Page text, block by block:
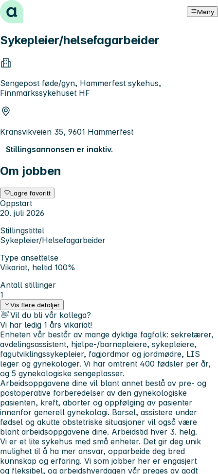
Hopp til innhold Meny
Sykepleier/helsefagarbeider
Sengepost føde/gyn, Hammerfest sykehus,
Finnmarkssykehuset HF
Kransvikveien 35, 9601 Hammerfest
Stillingsannonsen er inaktiv.
Om jobben
Lagre favoritt
Oppstart
20. juli 2026
Stillingstittel
Sykepleier/Helsefagarbeider
Type ansettelse
Vikariat, heltid 100%
Antall stillinger
1
Vis flere detaljer
👋 Vil du bli vår kollega?
Vi har ledig 1 års vikariat!
Enheten vår består av mange dyktige fagfolk: sekretærer,
avdelingsassistent, hjelpe-/barnepleiere, sykepleiere,
fagutviklingssykepleier, fagjordmor og jordmødre, LIS
leger og gynekologer. Vi har omtrent 400 fødsler per år,
og 5 gynekologiske sengeplasser.
Arbeidsoppgavene dine vil blant annet bestå av pre- og
postoperative forberedelser av den gynekologiske
pasienten, kreft, aborter og oppfølging av pasienter
innenfor generell gynekologi. Barsel, assistere under
fødsel og akutte obstetriske situasjoner vil også være
blant arbeidsoppgavene dine. Arbeidstid hver 3. helg.
Vi er et lite sykehus med små enheter. Det gir deg unik
mulighet til å ha mer ansvar, opparbeide deg bred
kunnskap og erfaring. Vi som jobber her er engasjert
og fleksibel, og arbeidshverdagen vår preges av godt